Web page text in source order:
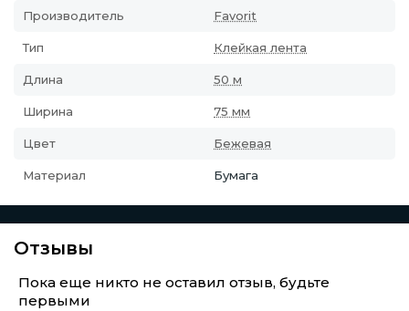
Производитель Favorit
Тип Клейкая лента
Длина 50 м
Ширина 75 мм
Цвет Бежевая
Материал Бумага
Отзывы
Пока еще никто не оставил отзыв, будьте
первыми